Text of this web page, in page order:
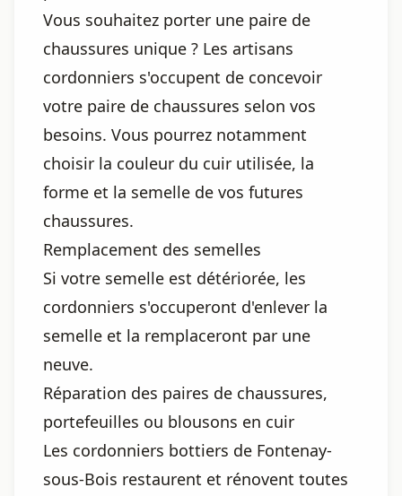
Vous souhaitez porter une paire de
chaussures unique ? Les artisans
cordonniers s'occupent de concevoir
votre paire de chaussures selon vos
besoins. Vous pourrez notamment
choisir la couleur du cuir utilisée, la
forme et la semelle de vos futures
chaussures.
Remplacement des semelles
Si votre semelle est détériorée, les
cordonniers s'occuperont d'enlever la
semelle et la remplaceront par une
neuve.
Réparation des paires de chaussures,
portefeuilles ou blousons en cuir
Les cordonniers bottiers de Fontenay-
sous-Bois restaurent et rénovent toutes